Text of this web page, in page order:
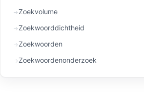
Zoekvolume
Zoekwoorddichtheid
Zoekwoorden
Zoekwoordenonderzoek